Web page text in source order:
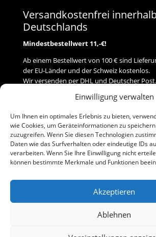
Einwilligung verwalten
Um Ihnen ein optimales Erlebnis zu bieten,
wie Cookies, um Geräteinformationen zu
zuzugreifen. Wenn Sie diesen Technologien
Daten wie das Surfverhalten oder eindeutige IDs
verarbeiten. Wenn Sie Ihre Einwilligung nicht
können bestimmte Merkmale und Funktionen
Akzeptieren
Ablehnen
Versandkostenfrei
Deutschlands
Mindestbestellwert 11,-€!
Ab einem Bestellwert von 100 € sind
der EU-Länder und der Schweiz kostenlos.
Wir versenden per DHL und Deutscher Post.
Versand
Zahlung
Baumann Modellspielwaren
Telefon (0 91 61) 33 84